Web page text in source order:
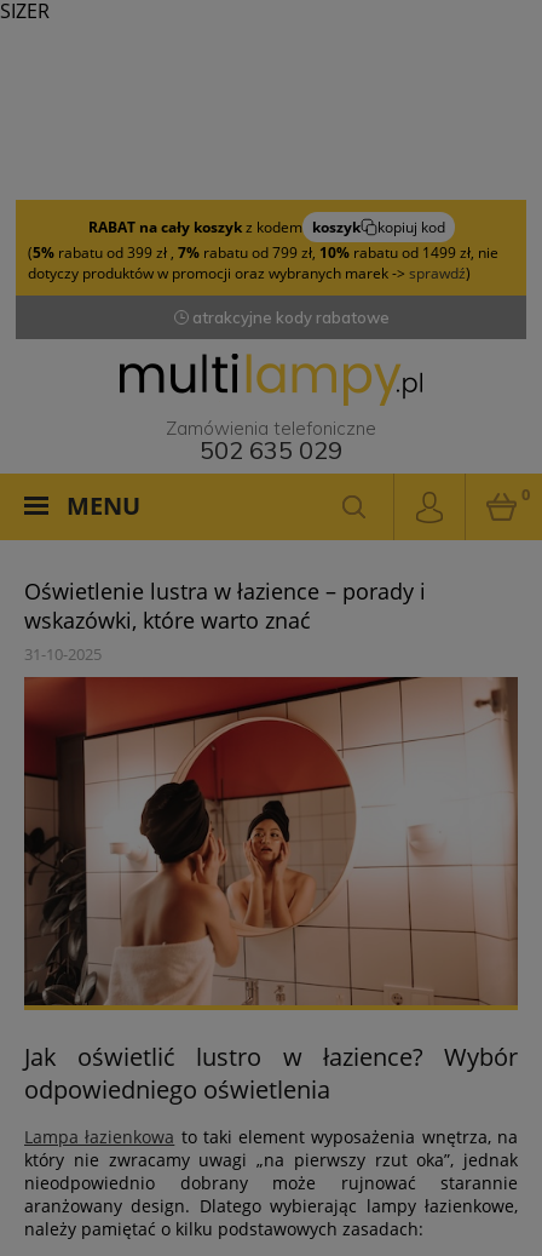
RABAT na cały koszykz kodem koszyk
kopiuj kod
(5% rabatu od 399 zł , 7% rabatu od 799 zł, 10% rabatu od 1499 zł, nie
dotyczy produktów w promocji oraz wybranych marek -> sprawdź)
atrakcyjne kody rabatowe
Zamówienia telefoniczne
502 635 029
MENU 0
Oświetlenie lustra w łazience – porady i
wskazówki, które warto znać
31-10-2025
Jak oświetlić lustro w łazience? Wybór
odpowiedniego oświetlenia
Lampa łazienkowa to taki element wyposażenia wnętrza, na
który nie zwracamy uwagi „na pierwszy rzut oka”, jednak
nieodpowiednio dobrany może rujnować starannie
aranżowany design. Dlatego wybierając lampy łazienkowe,
należy pamiętać o kilku podstawowych zasadach:
SIZER